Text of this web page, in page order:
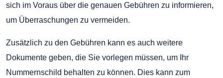
sich im Voraus über die genauen Gebühren zu informieren,
um Überraschungen zu vermeiden.
Zusätzlich zu den Gebühren kann es auch weitere
Dokumente geben, die Sie vorlegen müssen, um Ihr
Nummernschild behalten zu können. Dies kann zum